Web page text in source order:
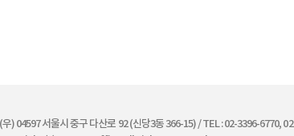
(우) 04597 서울시 중구 다산로 92 (신당3동 366-15) / TEL : 02-3396-6770,